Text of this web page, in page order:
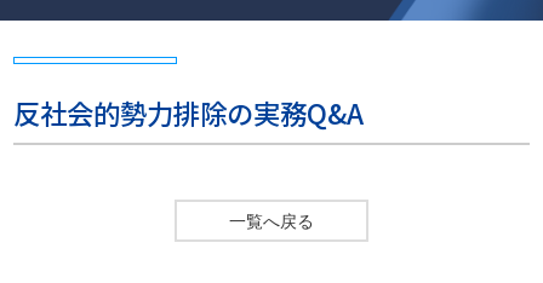
反社会的勢力排除の実務Q&A
一覧へ戻る